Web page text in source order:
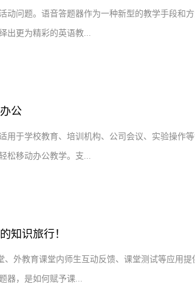
动问题。语音答题器作为一种新型的教学手段和
出更为精彩的英语教...
公
用于学校教育、培训机构、公司会议、实验操作
松移动办公教学。支...
知识旅行！
外教育课堂内师生互动反馈、课堂测试等应用
器，是如何赋予课...